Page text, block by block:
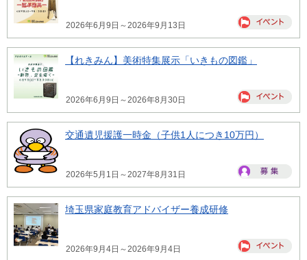
2026年6月9日～2026年9月13日
【れきみん】美術特集展示「いきもの図鑑」
2026年6月9日～2026年8月30日
交通遺児援護一時金（子供1人につき10万円）
2026年5月1日～2027年8月31日
埼玉県家庭教育アドバイザー養成研修
2026年9月4日～2026年9月4日